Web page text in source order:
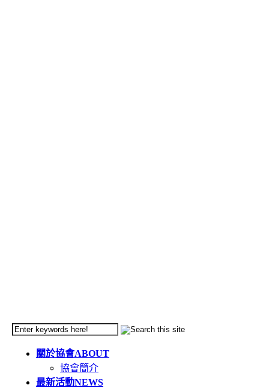
關於協會ABOUT
協會簡介
最新活動NEWS